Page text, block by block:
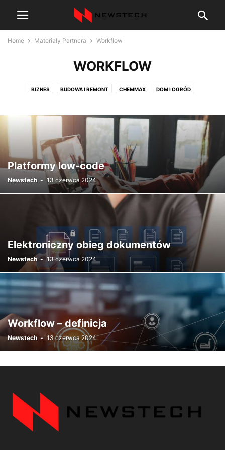
Home Materiały Partnera Workflow
WORKFLOW
BIZNES BUDOWA I REMONT CHEMMAX DOM I OGRÓD
SPORT TRANSPORT USŁUGI WORKFLOW ZIOŁA LECZNICZE
Platformy low-code
Newstech - 13 czerwca 2024
Elektroniczny obieg dokumentów
Newstech - 13 czerwca 2024
Workflow – definicja
Newstech - 13 czerwca 2024